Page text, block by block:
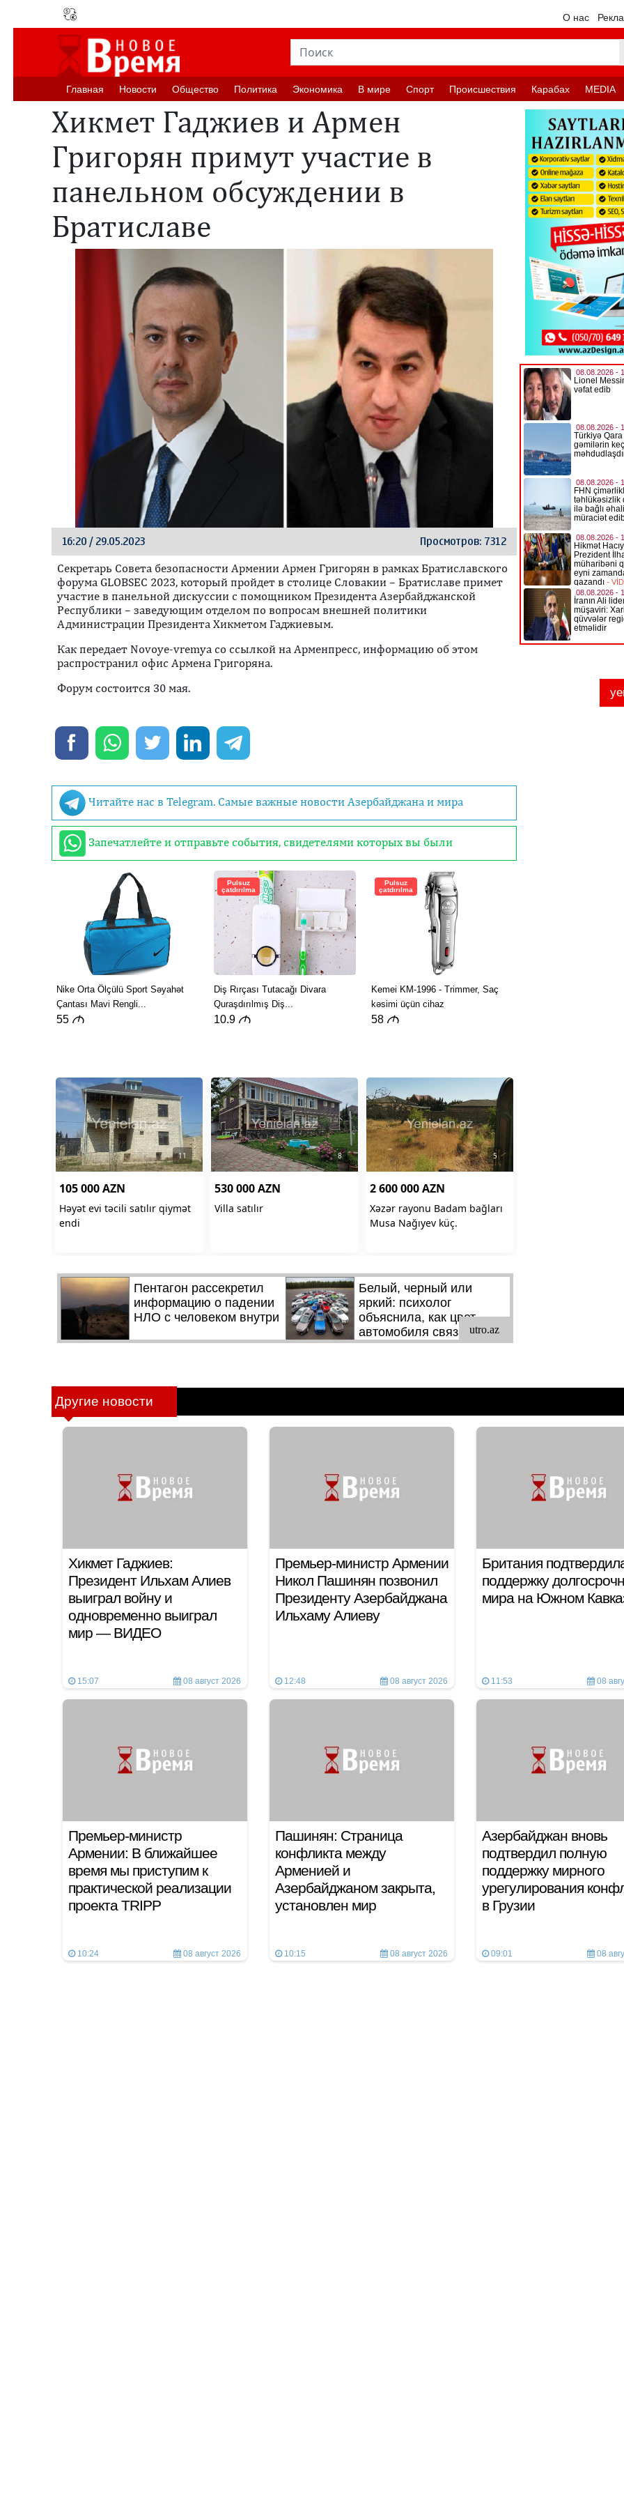
О нас
Главная Новости Oбщество Политика Экономика В мире Спорт Происшествия Карабах MEDIA
Хикмет Гаджиев и Армен
Григорян примут участие в
панельном обсуждении в
Братиславе
16:20 / 29.05.2023 Просмотров: 7312
Секретарь Совета безопасности Армении Армен Григорян в рамках Братиславского
форума GLOBSEC 2023, который пройдет в столице Словакии – Братиславе примет
участие в панельной дискуссии с помощником Президента Азербайджанской
Республики – заведующим отделом по вопросам внешней политики
Администрации Президента Хикметом Гаджиевым.
Как передает Novoye-vremya со ссылкой на Арменпресс, информацию об этом
распространил офис Армена Григоряна.
Форум состоится 30 мая.
Читайте нас в Telegram. Самые важные новости Азербайджана и мира
Запечатлейте и отправьте события, свидетелями которых вы были
Другие новости
Хикмет Гаджиев:
Президент Ильхам Алиев
выиграл войну и
одновременно выиграл
мир — ВИДЕО
15:07 08 август 2026
Премьер-министр Армении
Никол Пашинян позвонил
Президенту Азербайджана
Ильхаму Алиеву
12:48 08 август 2026
Британия
поддержку
мира на Южном
11:53 08
Премьер-министр
Армении: В ближайшее
время мы приступим к
практической реализации
проекта TRIPP
10:24 08 август 2026
Пашинян: Страница
конфликта между
Арменией и
Азербайджаном закрыта,
установлен мир
10:15 08 август 2026
Азербайджан вновь
подтвердил полную
поддержку мирного
урегулирования
в Грузии
09:01 08